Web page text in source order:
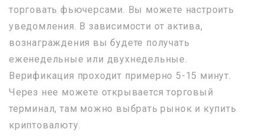
торговать фьючерсами. Вы можете настроить
уведомления. В зависимости от актива,
вознаграждения вы будете получать
еженедельные или двухнедельные.
Верификация проходит примерно 5-15 минут.
Через нее можете открывается торговый
терминал, там можно выбрать рынок и купить
криптовалюту.